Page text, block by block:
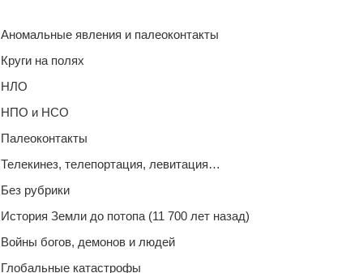
Аномальные явления и палеоконтакты
Круги на полях
НЛО
НПО и НСО
Палеоконтакты
Телекинез, телепортация, левитация…
Без рубрики
История Земли до потопа (11 700 лет назад)
Войны богов, демонов и людей
Глобальные катастрофы